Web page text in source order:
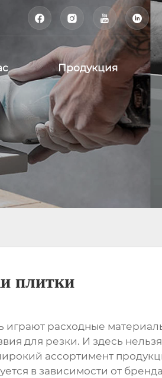
   
Продукция
плитки
расходные
для резки. И здесь
ассортимент
в зависимости от